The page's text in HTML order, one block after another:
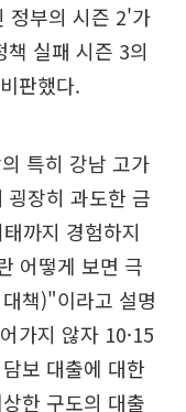
정부의 시즌 2'가
실패 시즌 3의
판했다.
특히 강남 고가
굉장히 과도한 금
까지 경험하지
어떻게 보면 극
책)"이라고 설명
가지 않자 10·15
보 대출에 대한
한 구도의 대출